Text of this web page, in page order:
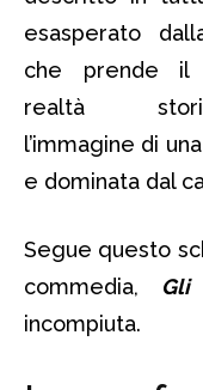
esasperato
che prende il
realtà
l’immagine di
e dominata dal
Segue questo
commedia, Gli
incompiuta.